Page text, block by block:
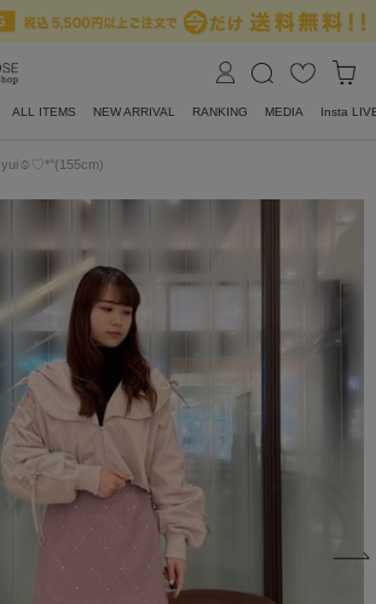
ALL ITEMS NEW ARRIVAL RANKING MEDIA Insta
yui☺︎♡*°(155cm)